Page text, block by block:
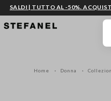
VAI AL CONTENUTO PRINCIPALE
SALDI | TUTTO AL -50%.
Home Donna